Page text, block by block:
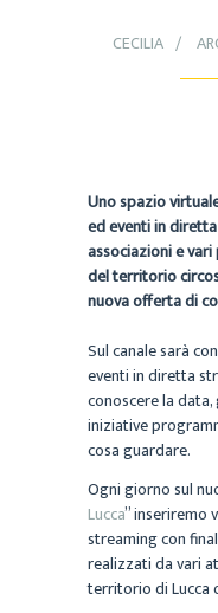
CECILIA
Uno spazio
ed eventi in
associazioni e
del territorio
nuova offerta di
Sul canale sarà
eventi in diretta
conoscere la
iniziative
cosa guardare.
Ogni giorno sul
Lucca” inseriremo
streaming con
realizzati da vari
territorio di Lucca